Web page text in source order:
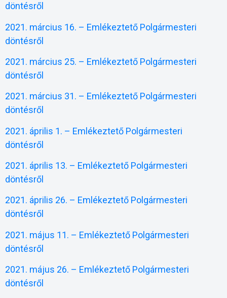
döntésről
2021. március 16. – Emlékeztető Polgármesteri
döntésről
2021. március 25. – Emlékeztető Polgármesteri
döntésről
2021. március 31. – Emlékeztető Polgármesteri
döntésről
2021. április 1. – Emlékeztető Polgármesteri
döntésről
2021. április 13. – Emlékeztető Polgármesteri
döntésről
2021. április 26. – Emlékeztető Polgármesteri
döntésről
2021. május 11. – Emlékeztető Polgármesteri
döntésről
2021. május 26. – Emlékeztető Polgármesteri
döntésről